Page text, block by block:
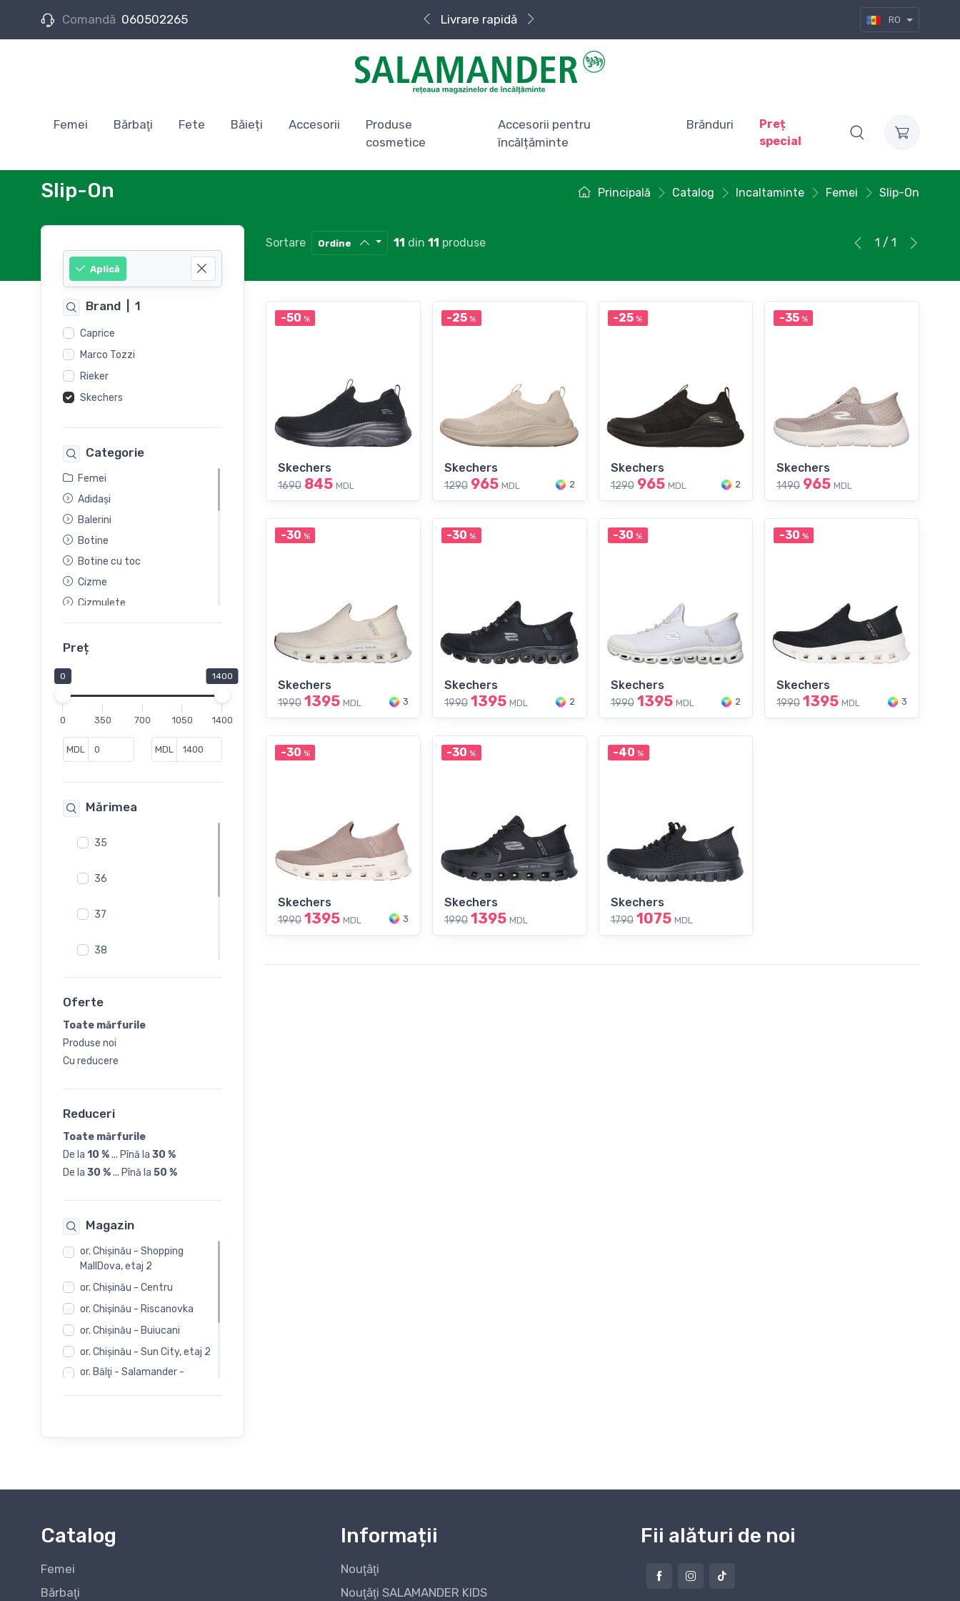
Comandă 060502265 Livrare rapidă RO
Femei Bărbaţi Fete Băieți Accesorii
Produse
cosmetice
Accesorii pentru
încălțăminte
Brănduri
Preț
special
Principală Catalog Incaltaminte Femei Slip-On
Slip-On
Aplică
Brand 1
Caprice
Marco Tozzi
Rieker
Skechers
Categorie
Femei
Adidași
Balerini
Botine
Botine cu toc
Cizme
Cizmulete
Ghete Sport
Loaferi
Pantofi
Pantofi casual
Pantofi cu toc
Sandale
Slip-On
Sneakers
Preț
0 1400
0 350 700 1050 1400
MDL MDL
Mărimea
35
36
37
38
40
41
Oferte
Toate mărfurile
Produse noi
Cu reducere
Reduceri
Toate mărfurile
De la 10 %... Pînă la 30 %
De la 30 %... Pînă la 50 %
Magazin
or. Chişinău - Shopping
MallDova, etaj 2
or. Chişinău - Centru
or. Chişinău - Riscanovka
or. Chişinău - Buiucani
or. Chişinău - Sun City, etaj 2
or. Bălţi - Salamander -
or. Bălţi - Rieker -
Sortare Ordine 11 din 11 produse 1 / 1
-50 %
Skechers
1690 845 MDL
-25 %
Skechers
1290 965 MDL 2
-25 %
Skechers
1290 965 MDL 2
-35%
Skechers
1490 965 MDL
-30 %
Skechers
1990 1395 MDL 3
-30 %
Skechers
1990 1395 MDL 2
-30 %
Skechers
1990 1395 MDL 2
-30 %
Skechers
1990 1395 MDL 3
-30 %
Skechers
1990 1395 MDL 3
-30 %
Skechers
1990 1395 MDL
-40 %
Skechers
1790 1075 MDL
Catalog
Femei
Bărbaţi
Informații
Nouţăţi
Nouţăţi SALAMANDER KIDS
Fii alături de noi